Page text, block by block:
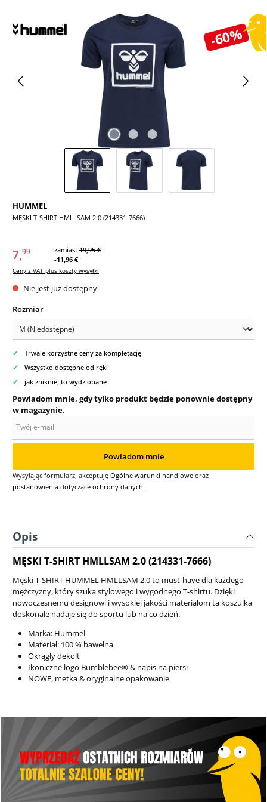
-60%
HUMMEL
MĘSKI T-SHIRT HMLLSAM 2.0 (214331-7666)
7,99 zamiast 19,95 €
-11,96 €
Ceny z VAT plus koszty wysyłki
Nie jest już dostępny
Wybierz
Rozmiar
✔ Trwale korzystne ceny za kompletację
✔ Wszystko dostępne od ręki
✔ jak zniknie, to wydziobane
Powiadom mnie, gdy tylko produkt będzie ponownie dostępny
w magazynie.
Powiadom mnie
Wysyłając formularz, akceptuję Ogólne warunki handlowe oraz
postanowienia dotyczące ochrony danych.
Opis
MĘSKI T-SHIRT HMLLSAM 2.0 (214331-7666)
Męski T-SHIRT HUMMEL HMLLSAM 2.0 to must-have dla każdego
mężczyzny, który szuka stylowego i wygodnego T-shirtu. Dzięki
nowoczesnemu designowi i wysokiej jakości materiałom ta koszulka
doskonale nadaje się do sportu lub na co dzień.
Marka: Hummel
Materiał: 100 % bawełna
Okrągły dekolt
Ikoniczne logo Bumblebee® & napis na piersi
NOWE, metka & oryginalne opakowanie